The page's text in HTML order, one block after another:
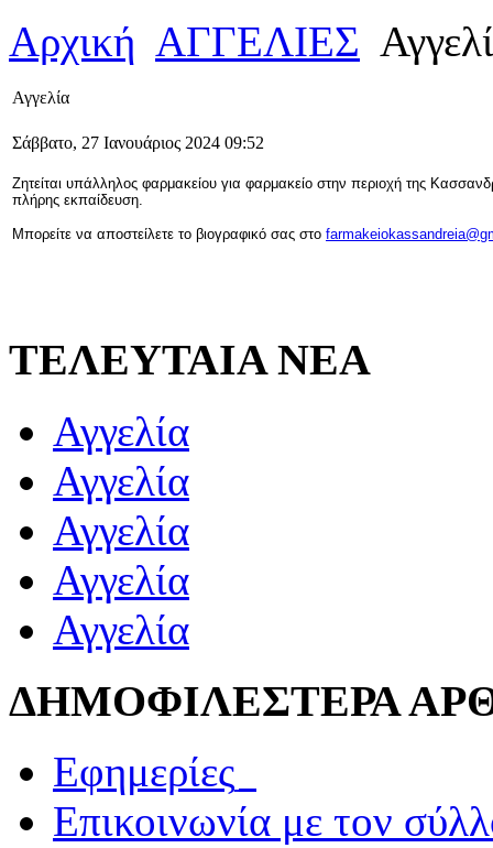
Αρχική ΑΓΓΕΛΙΕΣ
Αγγελία
Σάββατο, 27 Ιανουάριος 2024 09:52
Ζητείται υπάλληλος φαρμακείου για φαρμακείο στην περιοχή της
πλήρης εκπαίδευση.
Μπορείτε να αποστείλετε το βιογραφικό σας στο
ΤΕΛΕΥΤΑΙΑ ΝΕΑ
Αγγελία
Αγγελία
Αγγελία
Αγγελία
Αγγελία
ΔΗΜΟΦΙΛΕΣΤΕΡΑ
Εφημερίες_
Επικοινωνία με τον